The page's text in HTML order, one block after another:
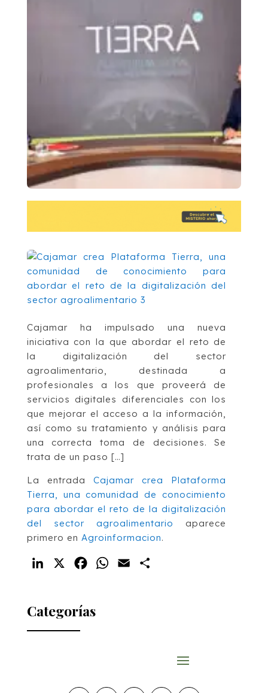
Cajamar ha impulsado una nueva
iniciativa con la que abordar el reto de
la digitalización del sector
agroalimentario, destinada a
profesionales a los que proveerá de
servicios digitales diferenciales con los
que mejorar el acceso a la información,
así como su tratamiento y análisis para
una correcta toma de decisiones. Se
trata de un paso […]
La entrada Cajamar crea Plataforma
Tierra, una comunidad de conocimiento
para abordar el reto de la digitalización
del sector agroalimentario
aparece
primero en Agroinformacion.
LinkedIn FacebookWhatsApp
Email
Categorías